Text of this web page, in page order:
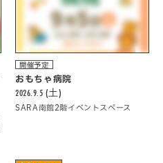
開催予定
おもちゃ病院
2026.9.5 (土)
SARA南館2階イベントスペース